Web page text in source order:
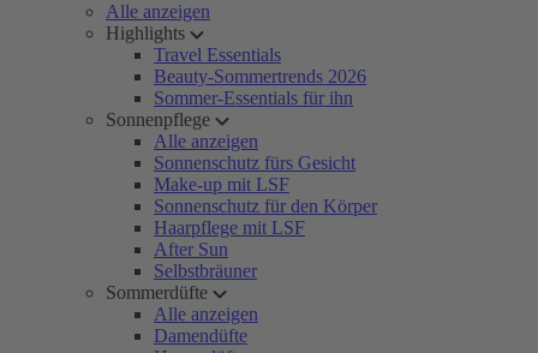
Alle anzeigen
Highlights
Travel Essentials
Beauty-Sommertrends 2026
Sommer-Essentials für ihn
Sonnenpflege
Alle anzeigen
Sonnenschutz fürs Gesicht
Make-up mit LSF
Sonnenschutz für den Körper
Haarpflege mit LSF
After Sun
Selbstbräuner
Sommerdüfte
Alle anzeigen
Damendüfte